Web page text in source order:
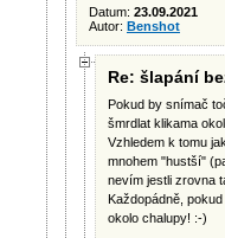
Datum: 23.09.2021
Autor: Benshot
Re: šlapání
Pokud by snímač
šmrdlat klikama
Vzhledem k tomu
mnohem "hustší"
nevím jestli zrovna
Každopádně,
okolo chalupy! :-)